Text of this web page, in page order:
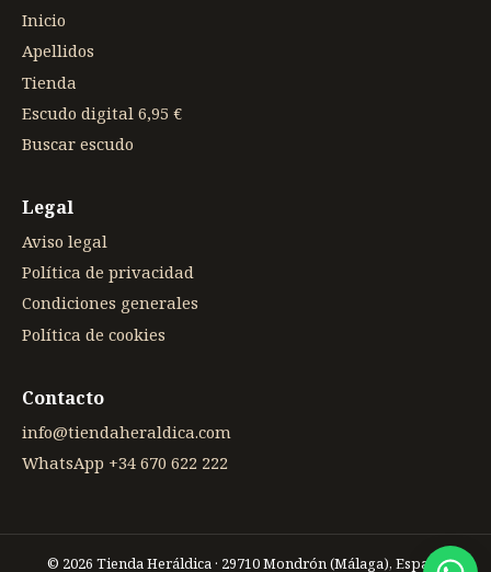
Inicio
Apellidos
Tienda
Escudo digital 6,95 €
Buscar escudo
Legal
Aviso legal
Política de privacidad
Condiciones generales
Política de cookies
Contacto
info@tiendaheraldica.com
WhatsApp +34 670 622 222
© 2026 Tienda Heráldica · 29710 Mondrón (Málaga), España